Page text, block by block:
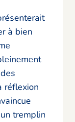
à bien
réflexion
tremplin